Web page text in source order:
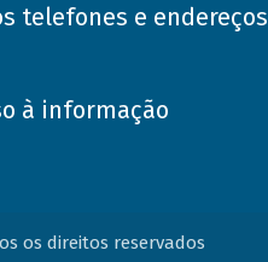
telefones e endereços
à informação
os direitos reservados